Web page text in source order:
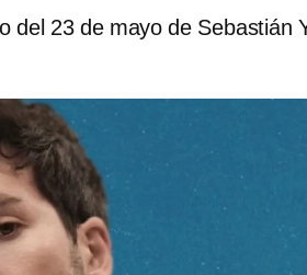
del 23 de mayo de Sebastián